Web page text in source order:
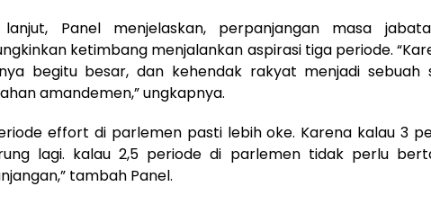
lanjut, Panel menjelaskan, perpanjangan masa
ketimbang menjalankan aspirasi tiga periode.
begitu besar, dan kehendak rakyat menjadi sebuah
amandemen,” ungkapnya.
effort di parlemen pasti lebih oke. Karena kalau 3
lagi. kalau 2,5 periode di parlemen tidak perlu
tambah Panel.